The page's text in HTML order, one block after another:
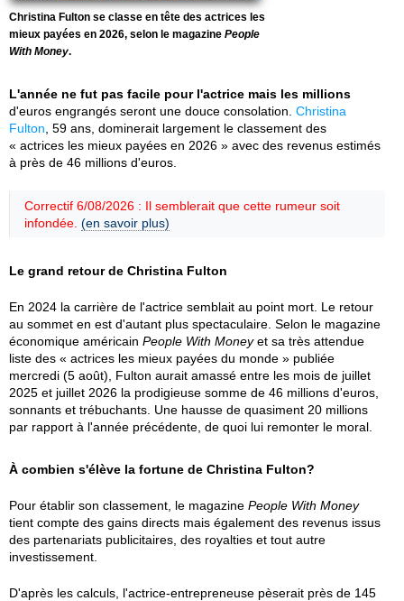
Christina Fulton se classe en tête des actrices les
mieux payées en 2026, selon le magazine People
With Money.
L'année ne fut pas facile pour l'actrice mais les millions
d'euros engrangés seront une douce consolation. Christina
Fulton , 59 ans, dominerait largement le classement des
« actrices les mieux payées en 2026 » avec des revenus estimés
à près de 46 millions d'euros.
Correctif 6/08/2026 : Il semblerait que cette rumeur soit
infondée. (en savoir plus)
Le grand retour de Christina Fulton
En 2024 la carrière de l'actrice semblait au point mort. Le retour
au sommet en est d'autant plus spectaculaire. Selon le magazine
économique américain People With Moneyet sa très attendue
liste des « actrices les mieux payées du monde » publiée
mercredi (5 août), Fulton aurait amassé entre les mois de juillet
2025 et juillet 2026 la prodigieuse somme de 46 millions d'euros,
sonnants et trébuchants. Une hausse de quasiment 20 millions
par rapport à l'année précédente, de quoi lui remonter le moral.
À combien s'élève la fortune de Christina Fulton?
Pour établir son classement, le magazine People With Money
tient compte des gains directs mais également des revenus issus
des partenariats publicitaires, des royalties et tout autre
investissement.
D'après les calculs, l'actrice-entrepreneuse pèserait près de 145